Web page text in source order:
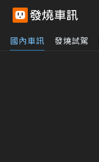
國內車訊 發燒試駕